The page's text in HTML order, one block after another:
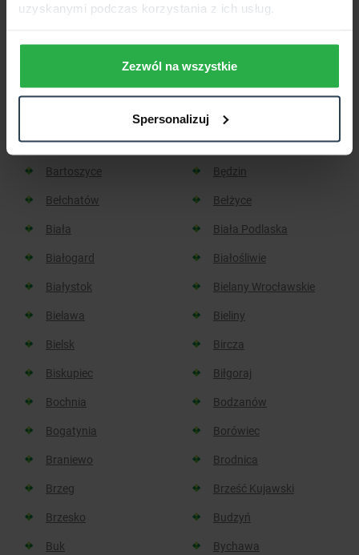
uzyskanymi podczas korzystania z ich usług.
Zezwól na wszystkie
Spersonalizuj
Sprawdź, w jakich miastach
znajdziesz placówkę CUK:
Aleksandrów Kujawski
Aleksandrów Łódzki
Baborów
Barlinek
Bartoszyce
Będzin
Bełchatów
Bełżyce
Biała
Biała Podlaska
Białogard
Białośliwie
Białystok
Bielany Wrocławskie
Bielawa
Bieliny
Bielsk
Bircza
Biskupiec
Biłgoraj
Bochnia
Bodzanów
Bogatynia
Borówiec
Braniewo
Brodnica
Brzeg
Brześć Kujawski
Brzesko
Budzyń
Buk
Bychawa